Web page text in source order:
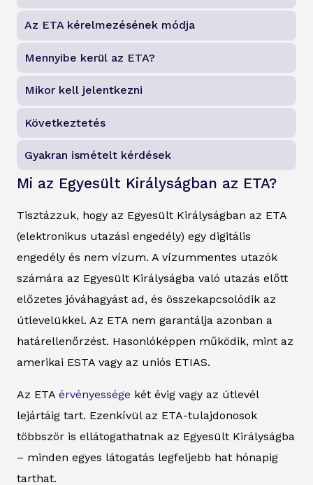
Az ETA kérelmezésének módja
Mennyibe kerül az ETA?
Mikor kell jelentkezni
Következtetés
Gyakran ismételt kérdések
Mi az Egyesült Királyságban az ETA?
Tisztázzuk, hogy az Egyesült Királyságban az ETA
(elektronikus utazási engedély) egy digitális
engedély és nem vízum. A vízummentes utazók
számára az Egyesült Királyságba való utazás előtt
előzetes jóváhagyást ad, és összekapcsolódik az
útlevelükkel. Az ETA nem garantálja azonban a
határellenőrzést. Hasonlóképpen működik, mint az
amerikai ESTA vagy az uniós ETIAS.
Az ETA érvényessége két évig vagy az útlevél
lejártáig tart. Ezenkívül az ETA-tulajdonosok
többször is ellátogathatnak az Egyesült Királyságba
– minden egyes látogatás legfeljebb hat hónapig
tarthat.